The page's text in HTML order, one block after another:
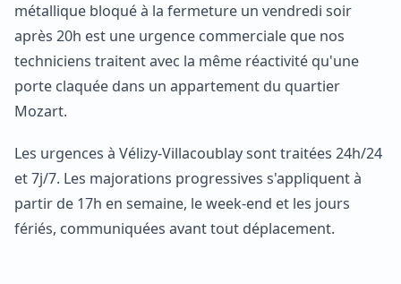
métallique bloqué à la fermeture un vendredi soir
après 20h est une urgence commerciale que nos
techniciens traitent avec la même réactivité qu'une
porte claquée dans un appartement du quartier
Mozart.
Les urgences à Vélizy-Villacoublay sont traitées 24h/24
et 7j/7. Les majorations progressives s'appliquent à
partir de 17h en semaine, le week-end et les jours
fériés, communiquées avant tout déplacement.